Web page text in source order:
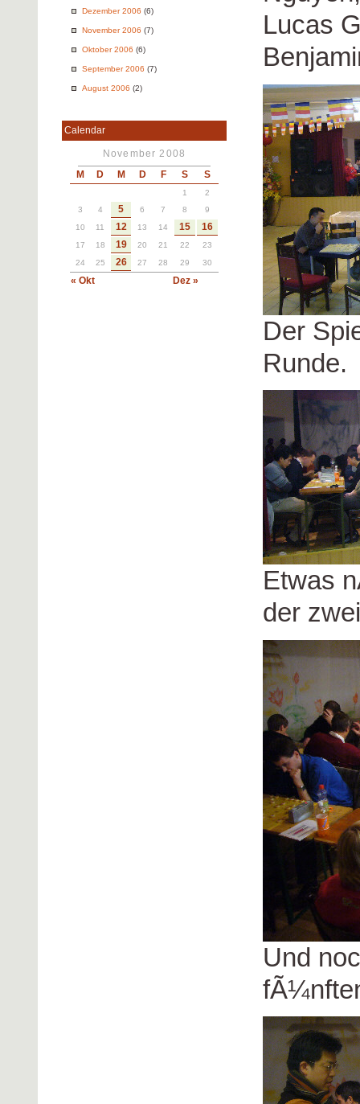
Dezember 2006 (6)
November 2006 (7)
Oktober 2006 (6)
September 2006 (7)
August 2006 (2)
Calendar
November 2008
M D M D F S S
« Okt Dez »
1
2
3
4 5 6 7 8
9
10
11 12 13 14 15 16
17 18 19 20 21 22
23
24
25 26 27 28 29 30
Lucas
Der
Runde.
Etwas
der
Und